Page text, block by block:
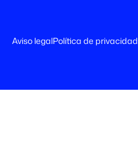
Aviso legalPolítica de privacidad